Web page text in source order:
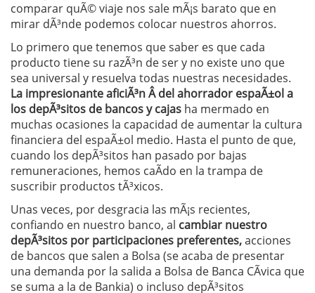
comparar quÃ© viaje nos sale mÃ¡s barato que en
mirar dÃ³nde podemos colocar nuestros ahorros.
Lo primero que tenemos que saber es que cada
producto tiene su razÃ³n de ser y no existe uno que
sea universal y resuelva todas nuestras necesidades.
La impresionante aficiÃ³n Â del ahorrador espaÃ±ol a
los depÃ³sitos de bancos y cajas ha mermado en
muchas ocasiones la capacidad de aumentar la cultura
financiera del espaÃ±ol medio. Hasta el punto de que,
cuando los depÃ³sitos han pasado por bajas
remuneraciones, hemos caÃ­do en la trampa de
suscribir productos tÃ³xicos.
Unas veces, por desgracia las mÃ¡s recientes,
confiando en nuestro banco, al cambiar nuestro
depÃ³sitos por participaciones preferentes,acciones
de bancos que salen a Bolsa (se acaba de presentar
una demanda por la salida a Bolsa de Banca CÃ­vica que
se suma a la de Bankia) o incluso depÃ³sitos